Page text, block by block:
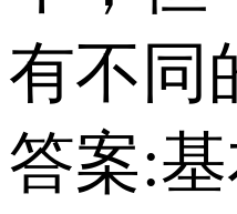
有不同
答案: